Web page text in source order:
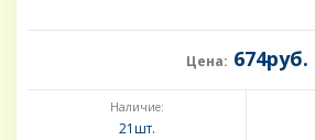
Цена: 674руб.
Наличие:
21шт.